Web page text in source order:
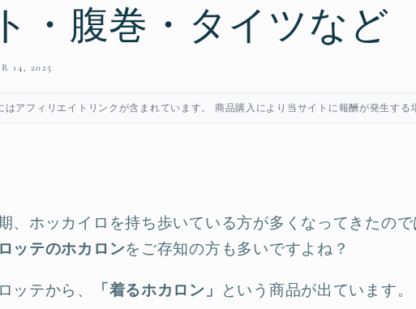
・腹巻・タイツなど
14, 2025
アフィリエイトリンクが含まれています。 商品購入により当サイトに報酬が発生する
、ホッカイロを持ち歩いている方が多くなってきたので
ッテのホカロンをご存知の方も多いですよね？
ッテから、 「着るホカロン」 という商品が出ています。